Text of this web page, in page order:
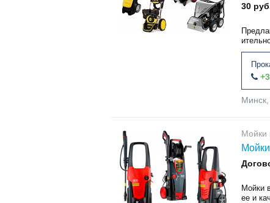
30
Минск,
Мойки
Мойки
ее и